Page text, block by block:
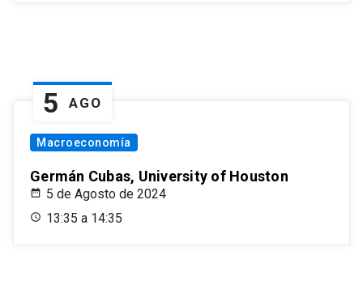
5 AGO
Macroeconomía
Germán Cubas, University of Houston
5 de Agosto de 2024
13:35 a 14:35